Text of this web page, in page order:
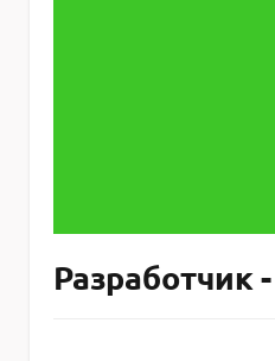
Разработчик